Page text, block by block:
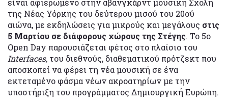
είναι αφιερωμένο στην αβανγκάρντ μουσική Σχολή
της Νέας Υόρκης του δεύτερου μισού του 20ού
αιώνα, με εκδηλώσεις για μικρούς και μεγάλους στις
5 Μαρτίου σε διάφορους χώρους της Στέγης. To 5o
Open Day παρουσιάζεται φέτος στο πλαίσιο του
Interfaces, του διεθνούς, διαθεματικού πρότζεκτ που
αποσκοπεί να φέρει τη νέα μουσική σε ένα
εκτεταμένο φάσμα νέων ακροατηρίων με την
υποστήριξη του προγράμματος Δημιουργική Ευρώπη.